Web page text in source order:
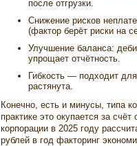
после отгрузки.
Снижение рисков
(фактор берёт риски на
Улучшение баланса:
упрощает отчётность.
Гибкость — подходит
растянута.
Конечно, есть и минусы, типа
практике это окупается за
корпорации в 2025 году
рублей в год факторинг